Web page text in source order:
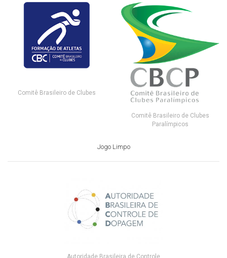
Comitê Brasileiro de Clubes
Comitê Brasileiro de Clubes
Paralímpicos
Jogo Limpo
Autoridade Brasileira de Controle